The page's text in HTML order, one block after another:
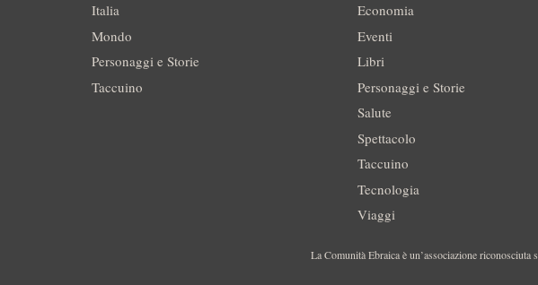
Italia
Mondo
Personaggi e Storie
Taccuino
Economia
Eventi
Libri
Personaggi e Storie
Salute
Spettacolo
Taccuino
Tecnologia
Viaggi
La Comunità Ebraica è un’associazione